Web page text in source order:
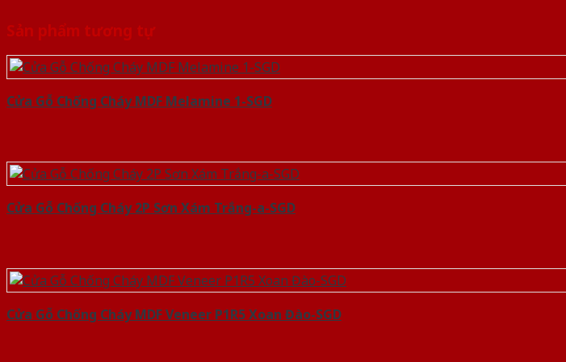
Sản phẩm tương tự
Cửa Gỗ Chống Cháy MDF Melamine 1-SGD
Cửa Gỗ Chống Cháy 2P Sơn Xám Trắng-a-SGD
Cửa Gỗ Chống Cháy MDF Veneer P1R5 Xoan Đào-SGD